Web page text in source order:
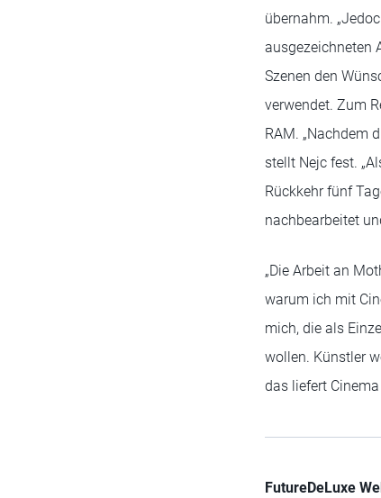
übernahm.
ausgezeichneten
Szenen den
verwendet. Zum
RAM. „Nachdem
stellt Nejc fest.
Rückkehr fünf
nachbearbeitet
„Die Arbeit an
warum ich mit
mich, die als
wollen. Künstler
das liefert
FutureDeLuxe